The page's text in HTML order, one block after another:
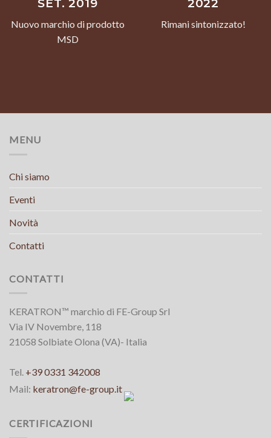
SET. 2019
Nuovo marchio di prodotto
MSD
2022
Rimani sintonizzato!
MENU
Chi siamo
Eventi
Novità
Contatti
CONTATTI
KERATRON™ marchio di FE-Group Srl
Via IV Novembre, 118
21058 Solbiate Olona (VA)- Italia
Tel. +39 0331 342008
Mail: keratron@fe-group.it
CERTIFICAZIONI